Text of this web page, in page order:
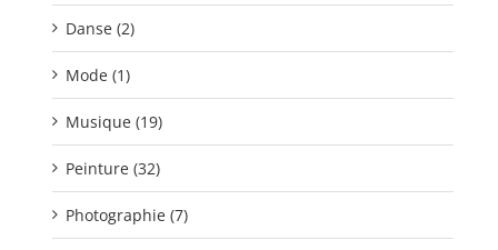
Danse (2)
Mode (1)
Musique (19)
Peinture (32)
Photographie (7)